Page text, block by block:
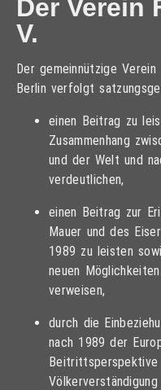
Der Verein
V.
Der gemeinnützige
Berlin verfolgt
einen Beitrag zu
Zusammenhang
und der Welt und
verdeutlichen,
einen Beitrag zur
Mauer und des
1989 zu leisten
neuen
verweisen,
durch die
nach 1989 der
Beitrittsperspektive